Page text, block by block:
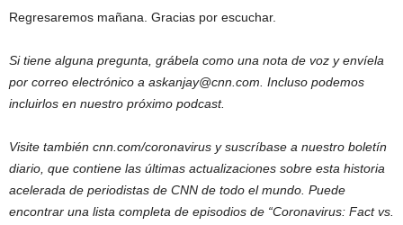
Regresaremos mañana. Gracias por escuchar.
Si tiene alguna pregunta, grábela como una nota de voz y envíela
por correo electrónico a askanjay@cnn.com. Incluso podemos
incluirlos en nuestro próximo podcast.
Visite también cnn.com/coronavirus y suscríbase a nuestro boletín
diario, que contiene las últimas actualizaciones sobre esta historia
acelerada de periodistas de CNN de todo el mundo. Puede
encontrar una lista completa de episodios de “Coronavirus: Fact vs.